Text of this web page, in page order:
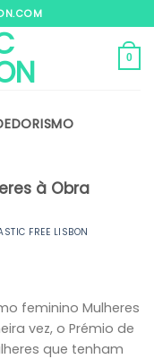
0
à Obra
FREE LISBON
feminino Mulheres
vez, o Prémio de
que tenham